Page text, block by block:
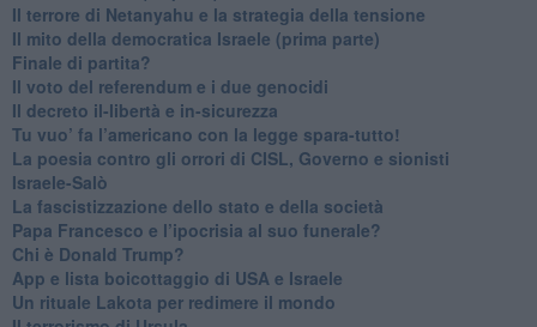
​Il terrore di Netanyahu e la strategia della tensione
Il mito della democratica Israele (prima parte)
​Finale di partita?
​Il voto del referendum e i due genocidi
Il decreto il-libertà e in-sicurezza
Tu vuo’ fa l’americano con la legge spara-tutto!
La poesia contro gli orrori di CISL, Governo e sionisti
Israele-Salò
​La fascistizzazione dello stato e della società
Papa Francesco e l’ipocrisia al suo funerale?
​Chi è Donald Trump?
App e lista boicottaggio di USA e Israele
​Un rituale Lakota per redimere il mondo